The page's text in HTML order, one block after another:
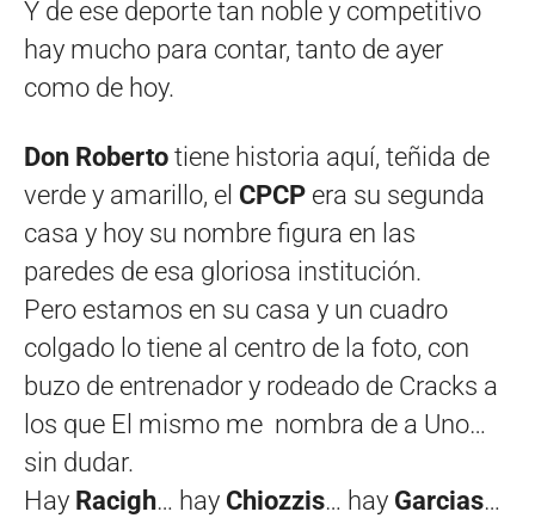
Y de ese deporte tan noble y competitivo
hay mucho para contar, tanto de ayer
como de hoy.
Don Roberto tiene historia aquí, teñida de
verde y amarillo, el CPCP era su segunda
casa y hoy su nombre figura en las
paredes de esa gloriosa institución.
Pero estamos en su casa y un cuadro
colgado lo tiene al centro de la foto, con
buzo de entrenador y rodeado de Cracks a
los que El mismo me nombra de a Uno…
sin dudar.
Hay Racigh… hay Chiozzis… hay Garcias…